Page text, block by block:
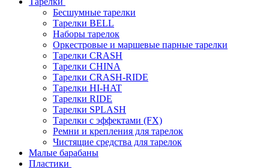
Бесшумные тарелки
Тарелки BELL
Наборы тарелок
Оркестровые и маршевые парные тарелки
Тарелки CRASH
Тарелки CHINA
Тарелки CRASH-RIDE
Тарелки HI-HAT
Тарелки RIDE
Тарелки SPLASH
Тарелки с эффектами (FX)
Ремни и крепления для тарелок
Чистящие средства для тарелок
Малые барабаны
Пластики